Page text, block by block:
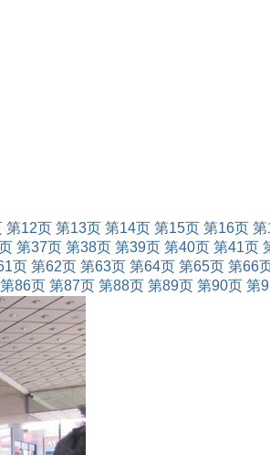
第12页 第13页 第14页 第15页 第16页 第
第37页 第38页 第39页 第40页 第41页
页 第62页 第63页 第64页 第65页 第66
第86页 第87页 第88页 第89页 第90页 第